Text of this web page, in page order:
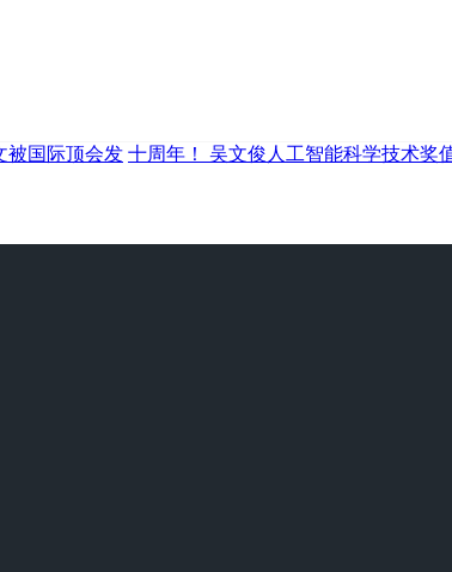
被国际顶会发 十周年！ 吴文俊人工智能科学技术奖